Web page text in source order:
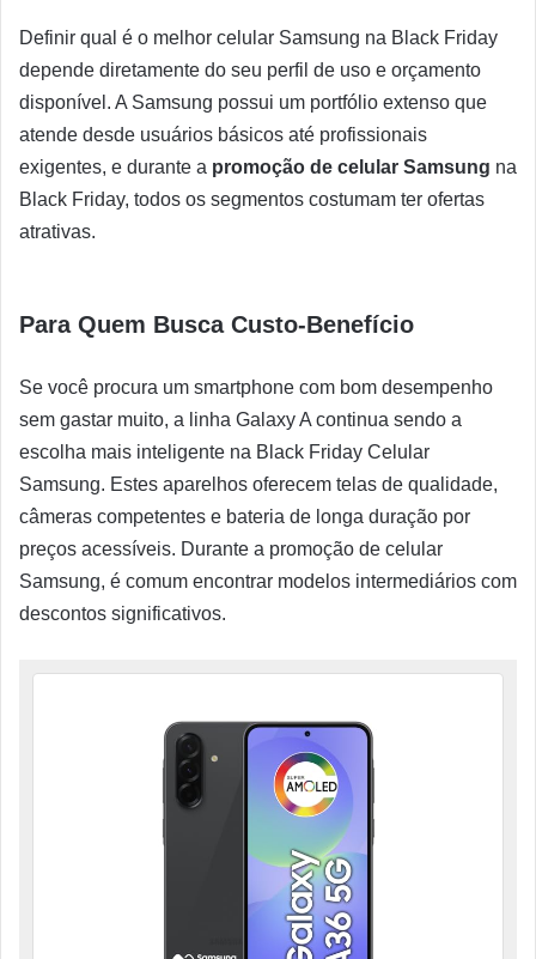
Definir qual é o melhor celular Samsung na Black Friday
depende diretamente do seu perfil de uso e orçamento
disponível. A Samsung possui um portfólio extenso que
atende desde usuários básicos até profissionais
exigentes, e durante a promoção de celular Samsung na
Black Friday, todos os segmentos costumam ter ofertas
atrativas.
Para Quem Busca Custo-Benefício
Se você procura um smartphone com bom desempenho
sem gastar muito, a linha Galaxy A continua sendo a
escolha mais inteligente na Black Friday Celular
Samsung. Estes aparelhos oferecem telas de qualidade,
câmeras competentes e bateria de longa duração por
preços acessíveis. Durante a promoção de celular
Samsung, é comum encontrar modelos intermediários com
descontos significativos.